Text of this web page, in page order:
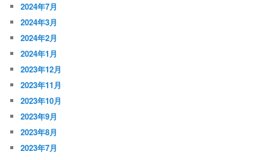
2024年7月
2024年3月
2024年2月
2024年1月
2023年12月
2023年11月
2023年10月
2023年9月
2023年8月
2023年7月